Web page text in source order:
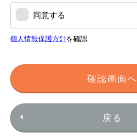
同意する
個人情報保護方針を確認
確認画面へ
戻る